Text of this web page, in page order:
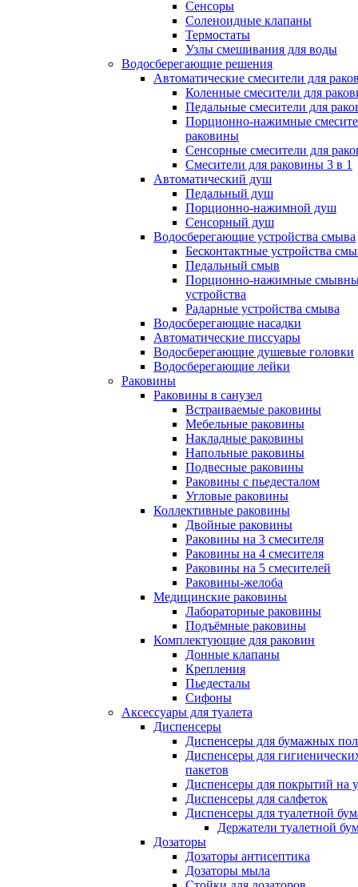
Сенсоры
Соленоидные клапаны
Термостаты
Узлы смешивания для воды
Водосберегающие решения
Автоматические смесители для
Коленные смесители для
Педальные смесители для
Порционно-нажимные
раковины
Сенсорные смесители для
Смесители для раковины 3 в 1
Автоматический душ
Педальный душ
Порционно-нажимной душ
Сенсорный душ
Водосберегающие устройства смыва
Бесконтактные устройства
Педальный смыв
Порционно-нажимные
устройства
Радарные устройства смыва
Водосберегающие насадки
Автоматические писсуары
Водосберегающие душевые головки
Водосберегающие лейки
Раковины
Раковины в санузел
Встраиваемые раковины
Мебельные раковины
Накладные раковины
Напольные раковины
Подвесные раковины
Раковины с пьедесталом
Угловые раковины
Коллективные раковины
Двойные раковины
Раковины на 3 смесителя
Раковины на 4 смесителя
Раковины на 5 смесителей
Раковины-желоба
Медицинские раковины
Лабораторные раковины
Подъёмные раковины
Комплектующие для раковин
Донные клапаны
Крепления
Пьедесталы
Сифоны
Аксессуары для туалета
Диспенсеры
Диспенсеры для бумажных
Диспенсеры для
пакетов
Диспенсеры для покрытий на
Диспенсеры для салфеток
Диспенсеры для туалетной
Держатели туалетной
Дозаторы
Дозаторы антисептика
Дозаторы мыла